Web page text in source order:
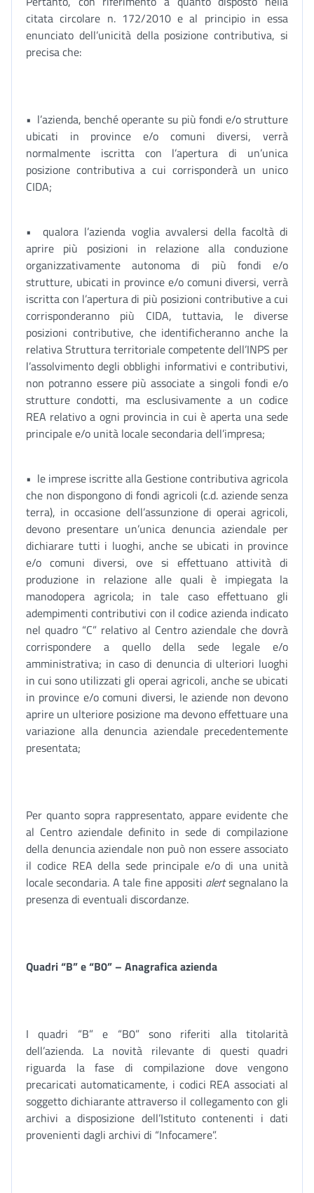
citata circolare n. 172/2010 e al principio in essa
enunciato dell’unicità della posizione contributiva, si
precisa che:
• l’azienda, benché operante su più fondi e/o strutture
ubicati in province e/o comuni diversi, verrà
normalmente iscritta con l’apertura di un’unica
posizione contributiva a cui corrisponderà un unico
CIDA;
• qualora l’azienda voglia avvalersi della facoltà di
aprire più posizioni in relazione alla conduzione
organizzativamente autonoma di più fondi e/o
strutture, ubicati in province e/o comuni diversi, verrà
iscritta con l’apertura di più posizioni contributive a cui
corrisponderanno più CIDA, tuttavia, le diverse
posizioni contributive, che identificheranno anche la
relativa Struttura territoriale competente dell’INPS per
l’assolvimento degli obblighi informativi e contributivi,
non potranno essere più associate a singoli fondi e/o
strutture condotti, ma esclusivamente a un codice
REA relativo a ogni provincia in cui è aperta una sede
principale e/o unità locale secondaria dell’impresa;
• le imprese iscritte alla Gestione contributiva agricola
che non dispongono di fondi agricoli (c.d. aziende senza
terra), in occasione dell’assunzione di operai agricoli,
devono presentare un’unica denuncia aziendale per
dichiarare tutti i luoghi, anche se ubicati in province
e/o comuni diversi, ove si effettuano attività di
produzione in relazione alle quali è impiegata la
manodopera agricola; in tale caso effettuano gli
adempimenti contributivi con il codice azienda indicato
nel quadro “C” relativo al Centro aziendale che dovrà
corrispondere a quello della sede legale e/o
amministrativa; in caso di denuncia di ulteriori luoghi
in cui sono utilizzati gli operai agricoli, anche se ubicati
in province e/o comuni diversi, le aziende non devono
aprire un ulteriore posizione ma devono effettuare una
variazione alla denuncia aziendale precedentemente
presentata;
Per quanto sopra rappresentato, appare evidente che
al Centro aziendale definito in sede di compilazione
della denuncia aziendale non può non essere associato
il codice REA della sede principale e/o di una unità
locale secondaria. A tale fine appositi alertsegnalano la
presenza di eventuali discordanze.
Quadri “B” e “B0” – Anagrafica azienda
I quadri “B” e “B0” sono riferiti alla titolarità
dell’azienda. La novità rilevante di questi quadri
riguarda la fase di compilazione dove vengono
precaricati automaticamente, i codici REA associati al
soggetto dichiarante attraverso il collegamento con gli
archivi a disposizione dell’Istituto contenenti i dati
provenienti dagli archivi di “Infocamere”.